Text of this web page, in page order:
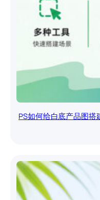
PS如何给白底产品图